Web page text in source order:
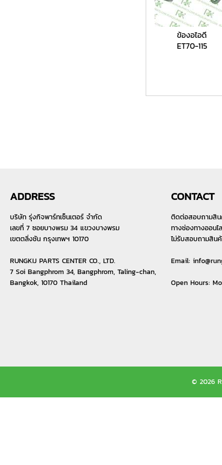
ข้องอไอดี
ET70-115
ADDRESS
บริษัท รุ่งกิจพาร์ทเซ็นเตอร์ จำกัด
เลขที่ 7 ซอยบางพรม 34 แขวงบางพรม
เขตตลิ่งชัน กรุงเทพฯ 10170
RUNGKIJ PARTS CENTER CO., LTD.
7 Soi Bangphrom 34, Bangphrom, Taling-chan,
Bangkok, 10170 Thailand
CONTACT
ติดต่อสอบถามสิ
ทางช่องทางออนไ
ไม่รับสอบถามสิน
Email:
Open Hours:
© 2026